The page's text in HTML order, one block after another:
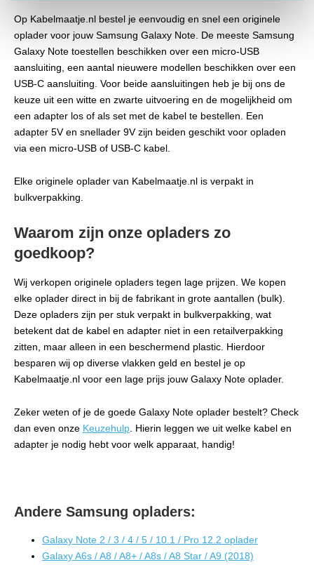
Op Kabelmaatje.nl bestel je eenvoudig en snel een originele
oplader voor jouw Samsung Galaxy Note. De meeste Samsung
Galaxy Note toestellen beschikken over een micro-USB
aansluiting, een aantal nieuwere modellen beschikken over een
USB-C aansluiting. Voor beide aansluitingen heb je bij ons de
keuze uit een witte en zwarte uitvoering en de mogelijkheid om
een adapter los of als set met de kabel te bestellen. Een
adapter 5V en snellader 9V zijn beiden geschikt voor opladen
via een micro-USB of USB-C kabel.
Elke originele oplader van Kabelmaatje.nl is verpakt in
bulkverpakking.
Waarom zijn onze opladers zo
goedkoop?
Wij verkopen originele opladers tegen lage prijzen. We kopen
elke oplader direct in bij de fabrikant in grote aantallen (bulk).
Deze opladers zijn per stuk verpakt in bulkverpakking, wat
betekent dat de kabel en adapter niet in een retailverpakking
zitten, maar alleen in een beschermend plastic. Hierdoor
besparen wij op diverse vlakken geld en bestel je op
Kabelmaatje.nl voor een lage prijs jouw Galaxy Note oplader.
Zeker weten of je de goede Galaxy Note oplader bestelt? Check
dan even onze Keuzehulp . Hierin leggen we uit welke kabel en
adapter je nodig hebt voor welk apparaat, handig!
Andere Samsung opladers:
Galaxy Note 2 / 3 / 4 / 5 / 10.1 / Pro 12.2 oplader
Galaxy A6s / A8 / A8+ / A8s / A8 Star / A9 (2018)